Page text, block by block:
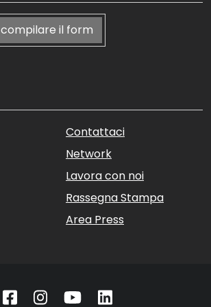
il form
Contattaci
Network
Lavora con noi
Rassegna Stampa
Area Press